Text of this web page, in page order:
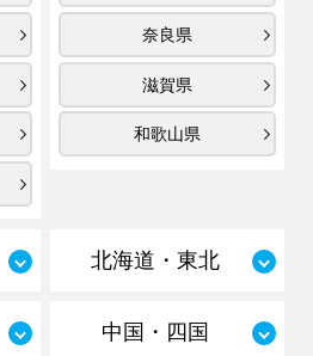
奈良県
滋賀県
和歌山県
北海道・東北
中国・四国